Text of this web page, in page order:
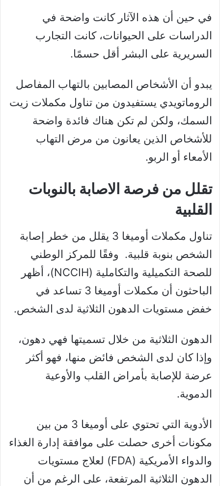
في حين أن هذه الآثار كانت واضحة في
الدراسات على الحيوانات، كانت التجارب
السريرية على البشر أقل حسمًا.
يبدو أن الأشخاص المصابين بالتهاب المفاصل
الروماتويدي يستفيدون من تناول مكملات زيت
السمك، ولكن لم تكن هناك فائدة واضحة
للأشخاص الذين يعانون من مرض التهاب
الأمعاء أو الربو.
تقلل من فرصة الاصابة بالنوبات
القلبية
تناول مكملات أوميغا 3 يقلل من خطر إصابة
الشخص بنوبة قلبية. وفقًا للمركز الوطني
للصحة التكميلية والتكاملية (NCCIH)، أظهر
الباحثون أن مكملات أوميغا 3 تساعد في
خفض مستويات الدهون الثلاثية لدى الشخص.
الدهون الثلاثية من خلال تسميتها فهي دهون،
وإذا كان لدى الشخص فائض منها، فهو أكثر
عرضة للإصابة بأمراض القلب والأوعية
الدموية.
الأدوية التي تحتوي على أوميغا 3 من بين
مكونات أخرى حصلت على موافقة إدارة الغذاء
والدواء الأمريكية (FDA) لعلاج مستويات
الدهون الثلاثية المرتفعة، على الرغم من أن